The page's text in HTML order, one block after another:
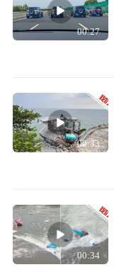
00:27
00:33
00:34